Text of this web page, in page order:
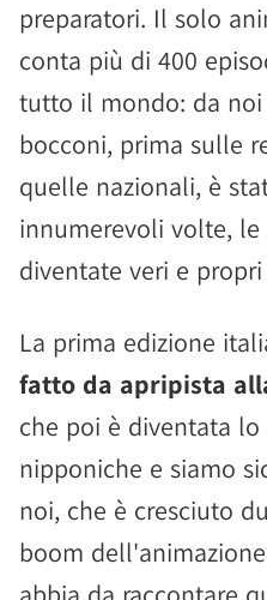
preparatori. Il solo
conta più di 400
tutto il mondo: da noi
bocconi, prima sulle
quelle nazionali, è
innumerevoli volte,
diventate veri e
La prima edizione
fatto da apripista
che poi è diventata
nipponiche e siamo
noi, che è cresciuto
boom